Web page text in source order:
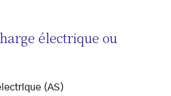
électrique ou
(AS)